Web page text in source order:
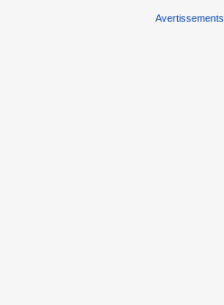
Avertissements